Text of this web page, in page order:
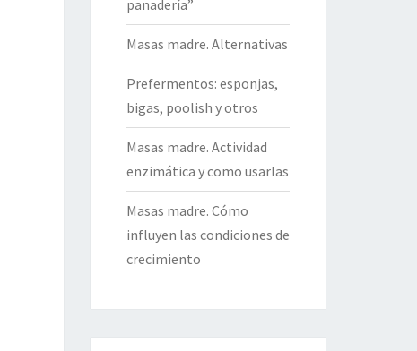
panadería”
Masas madre. Alternativas
Prefermentos: esponjas,
bigas, poolish y otros
Masas madre. Actividad
enzimática y como usarlas
Masas madre. Cómo
influyen las condiciones de
crecimiento